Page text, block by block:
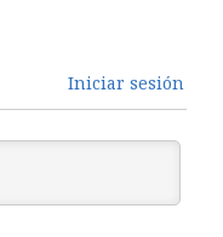
Iniciar sesión